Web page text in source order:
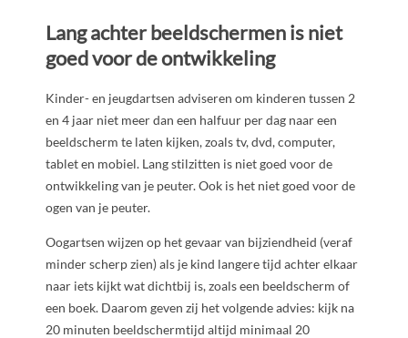
Lang achter beeldschermen is niet
goed voor de ontwikkeling
Kinder- en jeugdartsen adviseren om kinderen tussen 2
en 4 jaar niet meer dan een halfuur per dag naar een
beeldscherm te laten kijken, zoals tv, dvd, computer,
tablet en mobiel. Lang stilzitten is niet goed voor de
ontwikkeling van je peuter. Ook is het niet goed voor de
ogen van je peuter.
Oogartsen wijzen op het gevaar van bijziendheid (veraf
minder scherp zien) als je kind langere tijd achter elkaar
naar iets kijkt wat dichtbij is, zoals een beeldscherm of
een boek. Daarom geven zij het volgende advies: kijk na
20 minuten beeldschermtijd altijd minimaal 20